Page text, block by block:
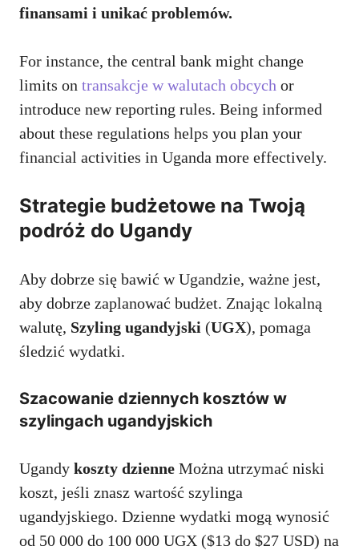
finansami i unikać problemów.
For instance, the central bank might change
limits on transakcje w walutach obcych or
introduce new reporting rules. Being informed
about these regulations helps you plan your
financial activities in Uganda more effectively.
Strategie budżetowe na Twoją
podróż do Ugandy
Aby dobrze się bawić w Ugandzie, ważne jest,
aby dobrze zaplanować budżet. Znając lokalną
walutę, Szyling ugandyjski (UGX), pomaga
śledzić wydatki.
Szacowanie dziennych kosztów w
szylingach ugandyjskich
Ugandy koszty dzienne Można utrzymać niski
koszt, jeśli znasz wartość szylinga
ugandyjskiego. Dzienne wydatki mogą wynosić
od 50 000 do 100 000 UGX ($13 do $27 USD) na